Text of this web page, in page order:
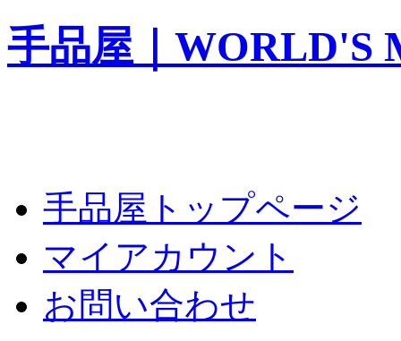
手品屋｜WORLD'S
手品屋トップページ
マイアカウント
お問い合わせ